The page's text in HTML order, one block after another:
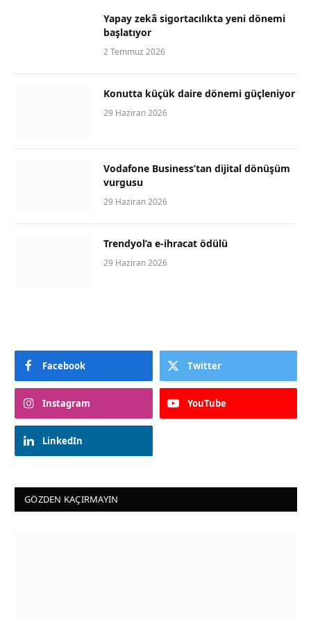
Yapay zekâ sigortacılıkta yeni dönemi
başlatıyor
2 Temmuz 2026
Konutta küçük daire dönemi güçleniyor
29 Haziran 2026
Vodafone Business’tan dijital dönüşüm
vurgusu
29 Haziran 2026
Trendyol’a e-ihracat ödülü
29 Haziran 2026
Facebook Twitter
Instagram YouTube
LinkedIn
GÖZDEN KAÇIRMAYIN